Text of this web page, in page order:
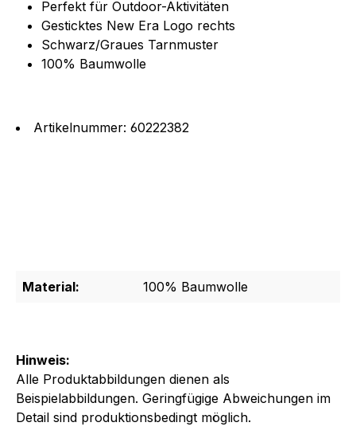
Hinweis:
Alle Produktabbildungen dienen als
Beispielabbildungen. Geringfügige Abweichungen im
Detail sind produktionsbedingt möglich.
Perfekt für Outdoor-Aktivitäten
Gesticktes New Era Logo rechts
Schwarz/Graues Tarnmuster
100% Baumwolle
Artikelnummer: 60222382
Material: 100% Baumwolle